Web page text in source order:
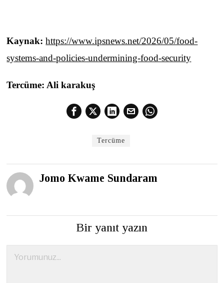
Kaynak: https://www.ipsnews.net/2026/05/food-
systems-and-policies-undermining-food-security
Tercüme: Ali karakuş
Tercüme
Jomo Kwame Sundaram
Bir yanıt yazın